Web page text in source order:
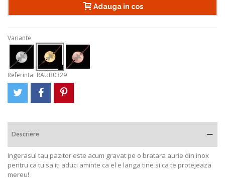
Adauga in cos
Variante
Referinta: RAUB0329
Descriere
Ingerasul tau pazitor este acum gravat pe o bratara aurie din inox
pentru ca tu sa iti aduci aminte ca el e langa tine si ca te protejeaza
mereu!